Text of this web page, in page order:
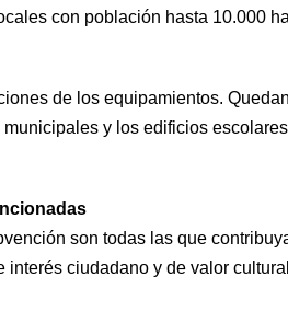
con población hasta 10.000
de los equipamientos.
y los edificios
son todas las que
interés ciudadano y de valor